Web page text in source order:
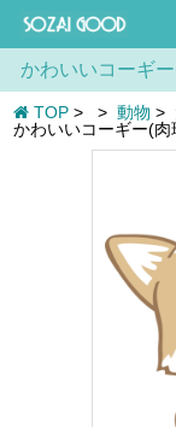
かわいいコーギ
TOP > > 動物 >
かわいいコーギー(